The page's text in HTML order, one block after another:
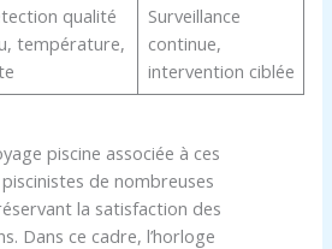
qualité
température,
Surveillance
continue,
intervention ciblée
piscine associée à ces
de nombreuses
la satisfaction des
Dans ce cadre, l’horloge